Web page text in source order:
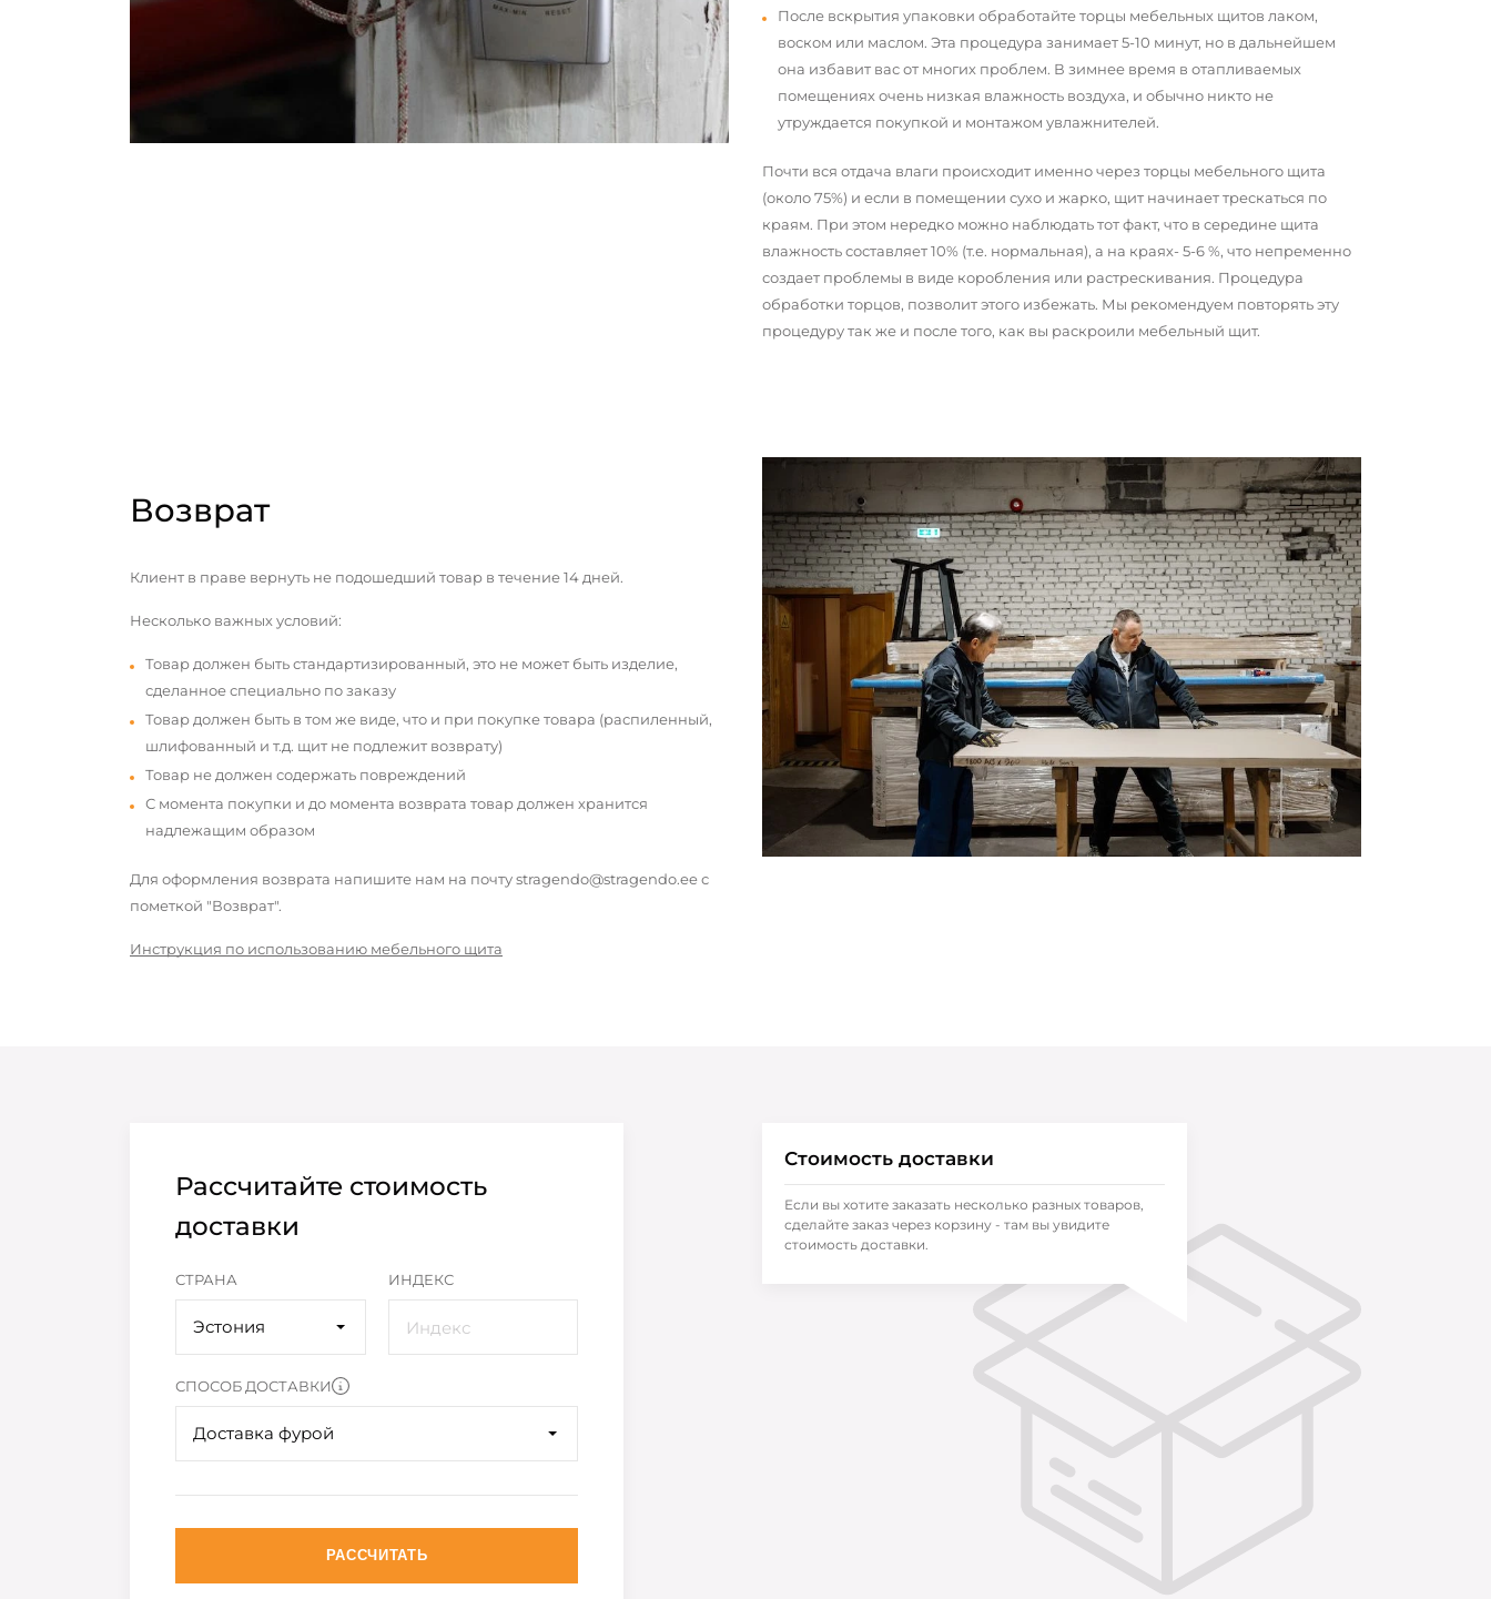
После вскрытия упаковки обработайте торцы мебельных щитов лаком,
воском или маслом. Эта процедура занимает 5-10 минут, но в дальнейшем
она избавит вас от многих проблем. В зимнее время в отапливаемых
помещениях очень низкая влажность воздуха, и обычно никто не
утруждается покупкой и монтажом увлажнителей.
Почти вся отдача влаги происходит именно через торцы мебельного щита
(около 75%) и если в помещении сухо и жарко, щит начинает трескаться по
краям. При этом нередко можно наблюдать тот факт, что в середине щита
влажность составляет 10% (т.е. нормальная), а на краях- 5-6 %, что непременно
создает проблемы в виде коробления или растрескивания. Процедура
обработки торцов, позволит этого избежать. Мы рекомендуем повторять эту
процедуру так же и после того, как вы раскроили мебельный щит.
Возврат
Клиент в праве вернуть не подошедший товар в течение 14 дней.
Несколько важных условий:
Товар должен быть стандартизированный, это не может быть изделие,
сделанное специально по заказу
Товар должен быть в том же виде, что и при покупке товара (распиленный,
шлифованный и т.д. щит не подлежит возврату)
Товар не должен содержать повреждений
С момента покупки и до момента возврата товар должен хранится
надлежащим образом
Для оформления возврата напишите нам на почту stragendo@stragendo.ee с
пометкой "Возврат".
Инструкция по использованию мебельного щита
Рассчитайте стоимость
доставки
СТРАНА
Эстония
ИНДЕКС
СПОСОБ ДОСТАВКИ
Доставка фурой
РАССЧИТАТЬ
Стоимость доставки
Если вы хотите заказать несколько разных товаров,
сделайте заказ через корзину - там вы увидите
стоимость доставки.